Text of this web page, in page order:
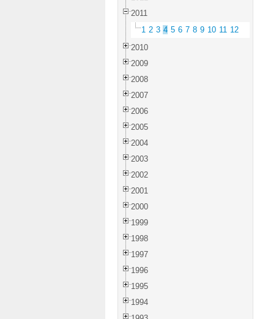
2011
1 2 3 4 5 6 7 8 9 10 11 12
2010
2009
2008
2007
2006
2005
2004
2003
2002
2001
2000
1999
1998
1997
1996
1995
1994